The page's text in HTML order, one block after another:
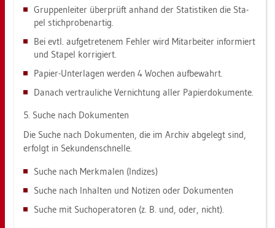
Grup­pen­lei­ter über­prüft an­hand der Sta­tis­ti­ken die Sta­
pel stich­pro­ben­ar­tig.
Bei evtl. auf­ge­tre­te­nem Feh­ler wird Mit­ar­bei­ter in­for­miert
und Sta­pel kor­ri­giert.
Pa­pier-Un­ter­la­gen wer­den 4 Wo­chen auf­be­wahrt.
Da­nach ver­trau­li­che Ver­nich­tung aller Pa­pier­do­ku­men­te.
5. Suche nach Do­ku­men­ten
Die Suche nach Do­ku­men­ten, die im Ar­chiv ab­ge­legt sind,
er­folgt in Se­kun­den­schnel­le.
Suche nach Merk­ma­len (In­di­zes)
Suche nach In­hal­ten und No­ti­zen oder Do­ku­men­ten
Suche mit Su­chope­ra­to­ren (z. B. und, oder, nicht).